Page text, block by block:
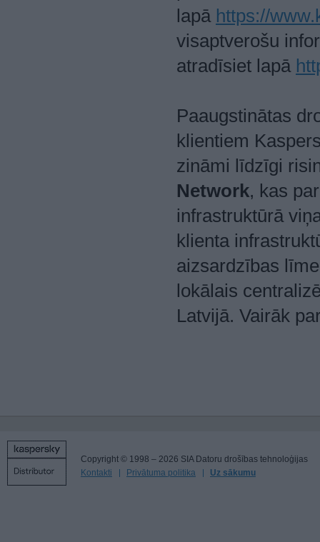
lapā https://
visaptverošu
atradīsiet lapā
Paaugstinātas
klientiem
zināmi līdzīgi
Network, kas
infrastruktūrā
klienta
aizsardzības
lokālais
Latvijā. Vairāk
Copyright © 1998 – 2026 SIA Datoru drošības tehnoloģijas
Kontakti
Privātuma politika Uz sākumu